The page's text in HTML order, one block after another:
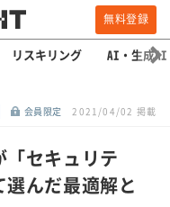
無料登録
リスキリング AI・生成AI
会員限定 2021/04/02 掲載
セキュリテ
んだ最適解と